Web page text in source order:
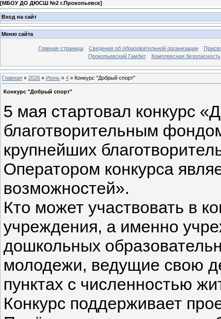
[МБОУ ДО ДЮСШ №2 г.Прокопьевск]
Вход на сайт
Меню сайта
Главная страница Сведения об образовательной организации
Прокопьевский Гамбит
Комплексная безопасность
Главная » 2026 » Июнь » 4 » Конкурс "Добрый спорт"
Конкурс "Добрый спорт"
5 мая стартовал конкурс
благотворительным
крупнейших
Оператором конкурса
возможностей».
Кто может участвовать в
учреждения, а именно
дошкольных
молодежи, ведущие свою
пунктах с численностью
Конкурс поддерживает